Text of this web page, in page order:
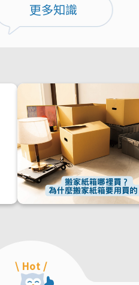
更多知識
\ Hot /